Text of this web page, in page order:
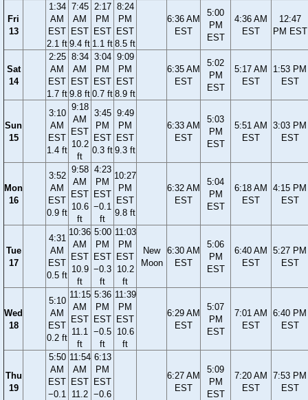
Fri
13
1:34
AM
EST
2.1 ft
7:45
AM
EST
9.4 ft
2:17
PM
EST
1.1 ft
8:24
PM
EST
8.5 ft
6:36 AM
EST
5:00
PM
EST
4:36 AM
EST
12:47
PM EST
Sat
14
2:25
AM
EST
1.7 ft
8:34
AM
EST
9.8 ft
3:04
PM
EST
0.7 ft
9:09
PM
EST
8.9 ft
6:35 AM
EST
5:02
PM
EST
5:17 AM
EST
1:53 PM
EST
Sun
15
3:10
AM
EST
1.4 ft
9:18
AM
EST
10.2
ft
3:45
PM
EST
0.3 ft
9:49
PM
EST
9.3 ft
6:33 AM
EST
5:03
PM
EST
5:51 AM
EST
3:03 PM
EST
Mon
16
3:52
AM
EST
0.9 ft
9:58
AM
EST
10.6
ft
4:23
PM
EST
−0.1
ft
10:27
PM
EST
9.8 ft
6:32 AM
EST
5:04
PM
EST
6:18 AM
EST
4:15 PM
EST
Tue
17
4:31
AM
EST
0.5 ft
10:36
AM
EST
10.9
ft
5:00
PM
EST
−0.3
ft
11:03
PM
EST
10.2
ft
New
Moon
6:30 AM
EST
5:06
PM
EST
6:40 AM
EST
5:27 PM
EST
Wed
18
5:10
AM
EST
0.2 ft
11:15
AM
EST
11.1
ft
5:36
PM
EST
−0.5
ft
11:39
PM
EST
10.6
ft
6:29 AM
EST
5:07
PM
EST
7:01 AM
EST
6:40 PM
EST
Thu
19
5:50
AM
EST
−0.1
11:54
AM
EST
11.2
6:13
PM
EST
−0.6
6:27 AM
EST
5:09
PM
EST
7:20 AM
EST
7:53 PM
EST